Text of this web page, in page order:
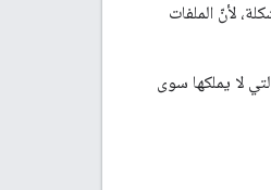
لأنّ الملفات
لا يملكها سوى